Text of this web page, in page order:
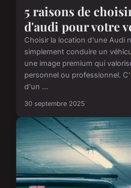
5 raisons de
d'audi pour votre
Choisir la location d'une Audi
simplement conduire un
une image premium qui
personnel ou professionnel.
d'un ...
30 septembre 2025